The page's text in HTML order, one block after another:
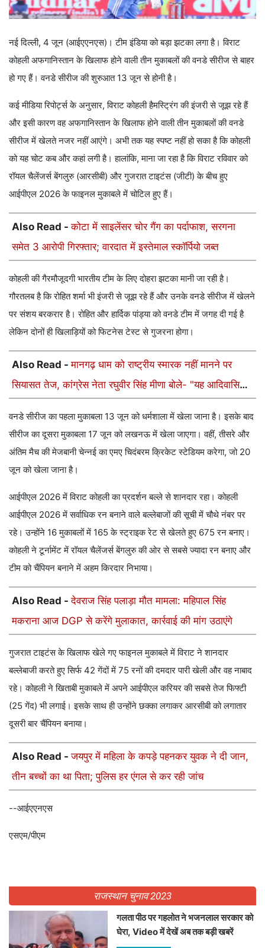
नई दिल्ली, 4 जून (आईएएनएस)। टीम इंडिया को बड़ा झटका लगा है। विराट
कोहली अफगानिस्तान के खिलाफ होने वाली तीन मुकाबलों की वनडे सीरीज से बाहर
हो गए हैं। वनडे सीरीज की शुरुआत 13 जून से होनी है।
कई मीडिया रिपोर्ट्स के अनुसार, विराट कोहली हैमस्ट्रिंग की इंजरी से जूझ रहे हैं
और इसी कारण वह अफगानिस्तान के खिलाफ होने वाली तीन मुकाबलों की वनडे
सीरीज में खेलते नजर नहीं आएंगे। अभी तक यह स्पष्ट नहीं हो सका है कि कोहली
को यह चोट कब और कहां लगी है। हालांकि, माना जा रहा है कि विराट रविवार को
रॉयल चैलेंजर्स बेंगलुरु (आरसीबी) और गुजरात टाइटंस (जीटी) के बीच हुए
आईपीएल 2026 के फाइनल मुकाबले में चोटिल हुए हैं।
Also Read -कोटा में साइलेंसर चोर गैंग का पर्दाफाश, सरगना
समेत 3 आरोपी गिरफ्तार; वारदात में इस्तेमाल स्कॉर्पियो जब्त
कोहली की गैरमौजूदगी भारतीय टीम के लिए दोहरा झटका मानी जा रही है।
गौरतलब है कि रोहित शर्मा भी इंजरी से जूझ रहे हैं और उनके वनडे सीरीज में खेलने
पर संशय बरकरार है। रोहित और हार्दिक पांड्या को वनडे टीम में जगह दी गई है
लेकिन दोनों ही खिलाड़ियों को फिटनेस टेस्ट से गुजरना होगा।
Also Read -मानगढ़ धाम को राष्ट्रीय स्मारक नहीं मानने पर
सियासत तेज, कांग्रेस नेता रघुवीर सिंह मीणा बोले- "यह आदिवासियों
वनडे सीरीज का पहला मुकाबला 13 जून को धर्मशाला में खेला जाना है। इसके बाद
सीरीज का दूसरा मुकाबला 17 जून को लखनऊ में खेला जाएगा। वहीं, तीसरे और
अंतिम मैच की मेजबानी चेन्नई का एमए चिदंबरम क्रिकेट स्टेडियम करेगा, जो 20
जून को खेला जाना है।
आईपीएल 2026 में विराट कोहली का प्रदर्शन बल्ले से शानदार रहा। कोहली
आईपीएल 2026 में सर्वाधिक रन बनाने वाले बल्लेबाजों की सूची में चौथे नंबर पर
रहे। उन्होंने 16 मुकाबलों में 165 के स्ट्राइक रेट से खेलते हुए 675 रन बनाए।
कोहली ने टूर्नामेंट में रॉयल चैलेंजर्स बेंगलुरु की ओर से सबसे ज्यादा रन बनाए और
टीम को चैंपियन बनाने में अहम किरदार निभाया।
Also Read -देवराज सिंह पलाड़ा मौत मामला: महिपाल सिंह
मकराना आज DGP से करेंगे मुलाकात, कार्रवाई की मांग उठाएंगे
गुजरात टाइटंस के खिलाफ खेले गए फाइनल मुकाबले में विराट ने शानदार
बल्लेबाजी करते हुए सिर्फ 42 गेंदों में 75 रनों की दमदार पारी खेली और वह नाबाद
रहे। कोहली ने खिताबी मुकाबले में अपने आईपीएल करियर की सबसे तेज फिफ्टी
(25 गेंद) भी लगाई। इसके साथ ही उन्होंने छक्का लगाकर आरसीबी को लगातार
दूसरी बार चैंपियन बनाया।
Also Read -जयपुर में महिला के कपड़े पहनकर युवक ने दी जान,
तीन बच्चों का था पिता; पुलिस हर एंगल से कर रही जांच
--आईएएनएस
एसएम/पीएम
राजस्थान चुनाव 2023
गलता पीठ पर गहलोत ने भजनलाल सरकार को
घेरा, Video में देखें अब तक बड़ी खबरें